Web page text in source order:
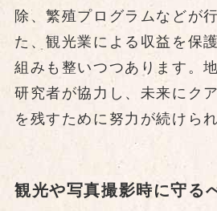
除、繁殖プログラムなどが
た、観光業による収益を保
組みも整いつつあります。
研究者が協力し、未来にク
を残すために努力が続けら
観光や写真撮影時に守る